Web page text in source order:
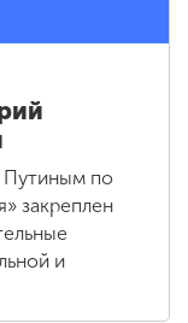
Путиным по
закреплен
и